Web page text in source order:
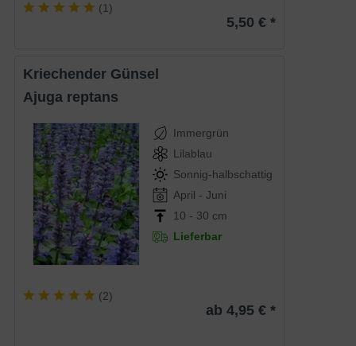
(1)
5,50 € *
Kriechender Günsel
Ajuga reptans
Immergrün
Lilablau
Sonnig-halbschattig
April - Juni
10 - 30 cm
Lieferbar
(2)
ab 4,95 € *